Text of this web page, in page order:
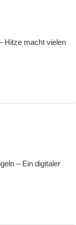
Hitze macht vielen
– Ein digitaler